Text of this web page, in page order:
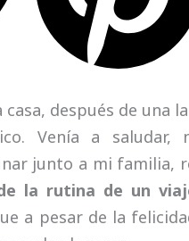
después de una
Venía a saludar,
junto a mi familia,
la rutina de un
a pesar de la